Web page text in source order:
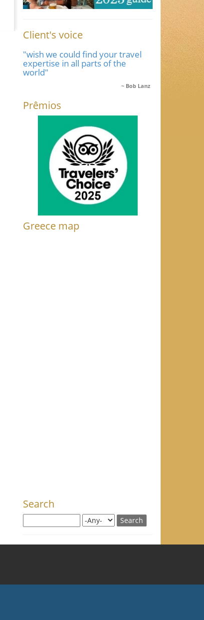
Client's voice
"wish we could find your travel
expertise in all parts of the
world"
Bob Lanz
Prêmios
Greece map
Search
Search for